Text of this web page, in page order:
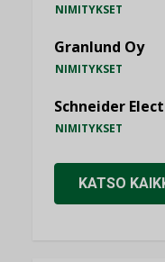
NIMITYKSET
Granlund Oy
NIMITYKSET
Schneider
NIMITYKSET
KATSO